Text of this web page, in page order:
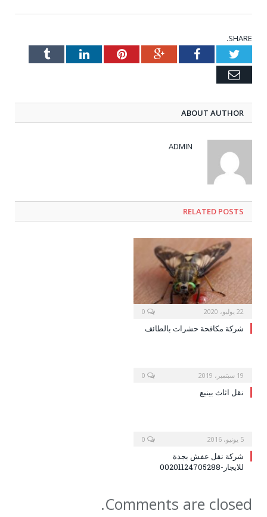
SHARE.
Twitter
Facebook
Google+
Pinterest
LinkedIn
Tumblr
Email
ABOUT AUTHOR
ADMIN
RELATED POSTS
22 يوليو، 2020
شركة مكافحة حشرات بالطائف
19 سبتمبر، 2019
نقل اثاث بينبع
5 يونيو، 2016
شركة نقل عفش بجدة
للايجار-00201124705288
Comments are closed.